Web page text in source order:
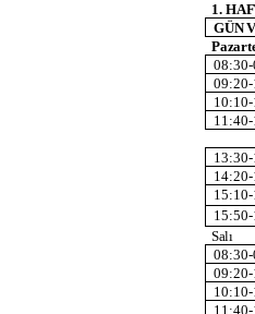
1.
GÜN
08:30-
09:20-
10:10-
11:40-
13:30-
14:20-
15:10-
15:50-
Salı
08:30-
09:20-
10:10-
11:40-